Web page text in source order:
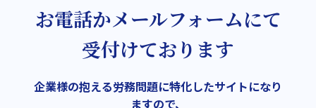
お電話かメールフォームにて
受付けております
企業様の抱える労務問題に特化したサイトになり
ますので、